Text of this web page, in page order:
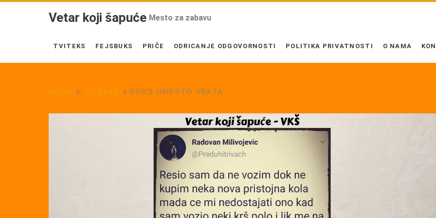
Vetar koji šapuće Mesto za zabavu
TVITEKS FEJSBUKS PRIČE ODRICANJE ODGOVORNOSTI POLITIKA PRIVATNOSTI O NAMA
> > DUKS UMESTO VRATA